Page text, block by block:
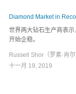
Diamond Market in
世界两大钻石生产商表
开始企稳。
Russell Shor（罗素·肖
十一月 19, 2019